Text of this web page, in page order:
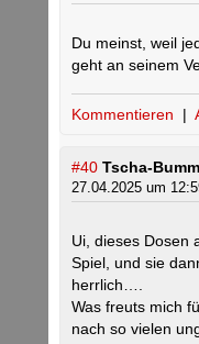
Du meinst, weil
geht an seinem
Kommentieren |
#40 Tscha-Bumm
27.04.2025 um
Ui, dieses Dosen
Spiel, und sie
herrlich….
Was freuts mich
nach so vielen